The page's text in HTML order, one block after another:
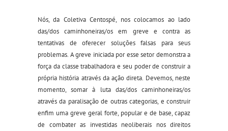
Nós, da Coletiva Centospé, nos colocamos ao lado
das/dos caminhoneiras/os em greve e contra as
tentativas de oferecer soluções falsas para seus
problemas. A greve iniciada por esse setor demonstra a
força da classe trabalhadora e seu poder de construir a
própria história através da ação direta. Devemos, neste
momento, somar à luta das/dos caminhoneiras/os
através da paralisação de outras categorias, e construir
enfim uma greve geral forte, popular e de base, capaz
de combater as investidas neoliberais nos direitos